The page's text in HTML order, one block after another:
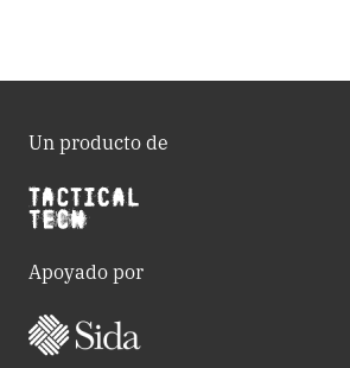
Un producto de
Apoyado por